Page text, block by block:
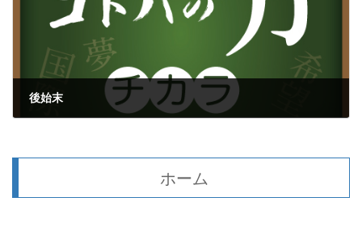
後始末
ホーム